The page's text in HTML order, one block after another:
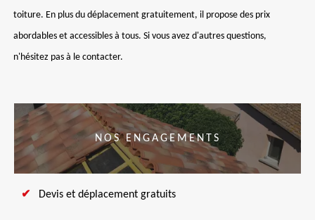
toiture. En plus du déplacement gratuitement, il propose des prix
abordables et accessibles à tous. Si vous avez d'autres questions,
n'hésitez pas à le contacter.
NOS ENGAGEMENTS
Devis et déplacement gratuits